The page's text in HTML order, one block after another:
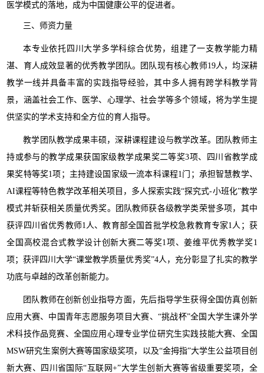
医学模式的落地，成为中国健康公平的促进者。
三、师资力量
本专业依托四川大学多学科综合优势，组建了一支教学能力精
湛、育人成效显著的优秀教学团队。团队现有核心教师19人，均深耕
教学一线并具备丰富的实践指导经验，其中多人拥有跨学科教学背
景，涵盖社会工作、医学、心理学、社会学等多个领域，将为学生提
供坚实的学术支持和全方位的育人指导。
教学团队教学成果丰硕，深耕课程建设与教学改革。团队教师主
持或参与的教学成果获国家级教学成果奖二等奖3项、四川省教学成
果奖特等奖1项；主持建设国家级一流本科课程1门；承担智慧教学、
AI课程等特色教学改革相关项目，多人探索实践“探究式-小班化”教学
模式并斩获相关质量优秀奖。团队教师获各级教学类荣誉多项，其中
获评四川省优秀教师1人、教育部全国首批学校急救教育专家1人；获
全国高校混合式教学设计创新大赛二等奖1项、姜维平优秀教学奖1
项；获评四川大学“课堂教学质量优秀奖”4人，充分彰显了扎实的教学
功底与卓越的改革创新能力。
团队教师在创新创业指导方面，先后指导学生获得全国仿真创新
应用大赛、中国青年志愿服务项目大赛、“挑战杯”全国大学生课外学
术科技作品竞赛、全国应用心理专业学位研究生实践技能大赛、全国
MSW研究生案例大赛等国家级奖项，以及“金拇指”大学生公益项目创
新大赛、四川省国际“互联网+”大学生创新大赛等省级重要奖项，全